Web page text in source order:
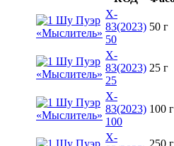
X-
83(2023)
50
50 г
X-
83(2023)
25
25 г
X-
83(2023)
100
100 г
X-
250 г